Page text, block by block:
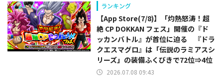
ランキング
【App Store(7/8)】「灼熱怒涛！超
絶 CP DOKKAN フェス」開催の『ド
ッカンバトル』が首位に迫る 『ドラ
クエスマグロ』は「伝説のラミアスシ
リーズ」の装備ふくびきで72位⇒4位
2026.07.08 09:43